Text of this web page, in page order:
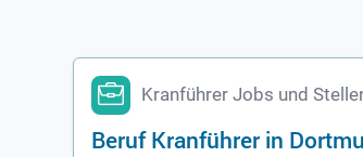
Kranführer Jobs und
Beruf Kranführer in